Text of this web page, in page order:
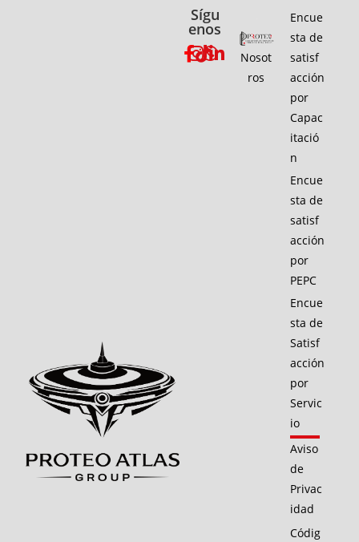
Sígu
enos
Nosot
ros
Encue
sta de
satisf
acción
por
Capac
itació
n
Encue
sta de
satisf
acción
por
PEPC
Encue
sta de
Satisf
acción
por
Servic
io
Aviso
de
Privac
idad
Códig